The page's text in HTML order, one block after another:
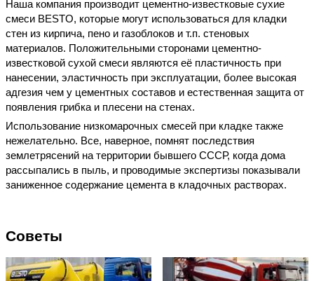
Наша компания производит цементно-известковые сухие
смеси BESTO, которые могут использоваться для кладки
стен из кирпича, пено и газоблоков и т.п. стеновых
материалов. Положительными сторонами цементно-
известковой сухой смеси являются её пластичность при
нанесении, эластичность при эксплуатации, более высокая
адгезия чем у цементных составов и естественная защита от
появления грибка и плесени на стенах.
Использование низкомарочных смесей при кладке также
нежелательно. Все, наверное, помнят последствия
землетрясений на территории бывшего СССР, когда дома
рассыпались в пыль, и проводимые экспертизы показывали
заниженное содержание цемента в кладочных растворах.
Советы